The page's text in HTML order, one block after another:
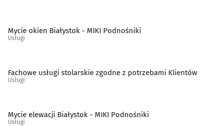
Zwierzęta(30)
Mycie okien Białystok - MIKI Podnośniki
Usługi
Fachowe usługi stolarskie zgodne z potrzebami Klientów
Usługi
Mycie elewacji Białystok - MIKI Podnośniki
Usługi